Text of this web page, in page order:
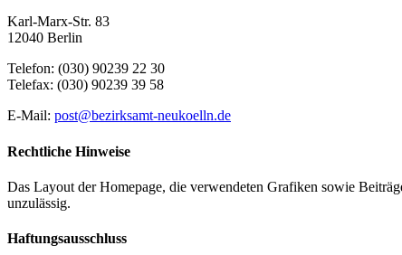
Karl-Marx-Str. 83
12040 Berlin
Telefon: (030) 90239 22 30
Telefax: (030) 90239 39 58
E-Mail: post@bezirksamt-neukoelln.de
Rechtliche Hinweise
Das Layout der Homepage, die verwendeten Grafiken sowie
unzulässig.
Haftungsausschluss